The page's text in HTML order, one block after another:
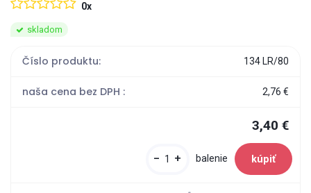
skladom
0x
Číslo produktu: 134 LR/80
naša cena bez DPH : 2,76 €
3,40 €
- + balenie